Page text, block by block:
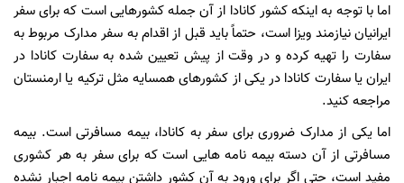
اما با توجه به اینکه کشور کانادا از آن جمله کشورهایی است که برای سفر
ایرانیان نیازمند ویزا است، حتماً باید قبل از اقدام به سفر مدارک مربوط به
سفارت را تهیه کرده و در وقت از پیش تعیین شده به سفارت کانادا در
ایران یا سفارت کانادا در یکی از کشورهای همسایه مثل ترکیه یا ارمنستان
مراجعه کنید.
اما یکی از مدارک ضروری برای سفر به کانادا، بیمه مسافرتی است. بیمه
مسافرتی از آن دسته بیمه نامه هایی است که برای سفر به هر کشوری
مفید است، حتی اگر برای ورود به آن کشور داشتن بیمه نامه اجبار نشده